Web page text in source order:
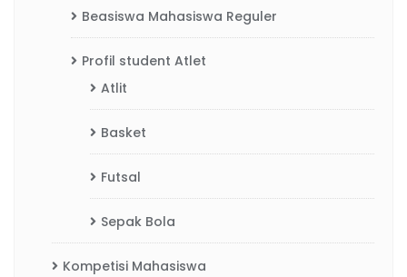
Beasiswa Mahasiswa Reguler
Profil student Atlet
Atlit
Basket
Futsal
Sepak Bola
Kompetisi Mahasiswa